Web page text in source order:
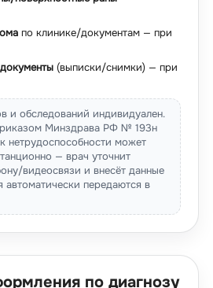
по клинике/документам — при
(выписки/снимки) — при
и обследований индивидуален.
Минздрава РФ № 193н
нетрудоспособности может
— врач уточнит
видеосвязи и внесёт данные
автоматически передаются в
по диагнозу